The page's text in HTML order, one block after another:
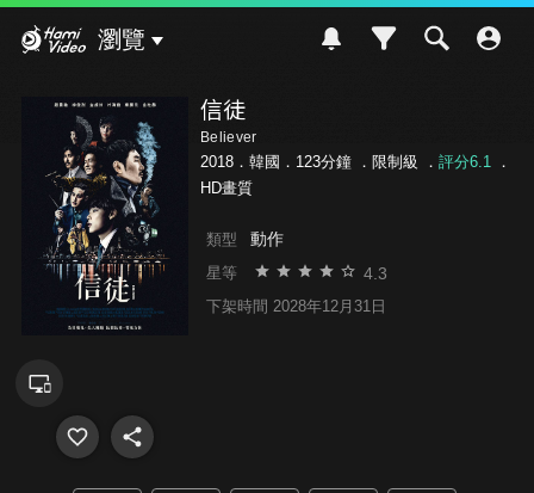
瀏覽
信徒
Believer
2018．韓國．123分鐘 ． 限制級 ． 評分6.1．
HD畫質
類型 動作
星等 4.3
下架時間 2028年12月31日